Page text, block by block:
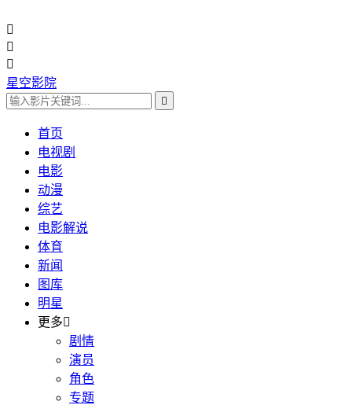



星空影院

首页
电视剧
电影
动漫
综艺
电影解说
体育
新闻
图库
明星
更多
剧情
演员
角色
专题